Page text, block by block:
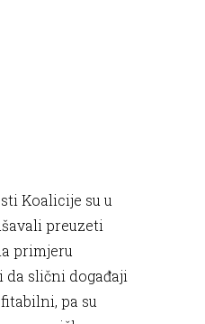
Koalicije su u
preuzeti
primjeru
da slični događaji
pa su